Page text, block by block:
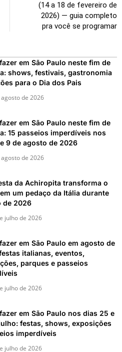
(14 a 18 de fevereiro de
2026) — guia completo
pra você se programar
em São Paulo neste fim de
shows, festivais, gastronomia
para o Dia dos Pais
de 2026
em São Paulo neste fim de
15 passeios imperdíveis nos
9 de agosto de 2026
de 2026
da Achiropita transforma o
um pedaço da Itália durante
de 2026
julho de 2026
em São Paulo em agosto de
italianas, eventos,
parques e passeios
julho de 2026
em São Paulo nos dias 25 e
festas, shows, exposições
imperdíveis
julho de 2026